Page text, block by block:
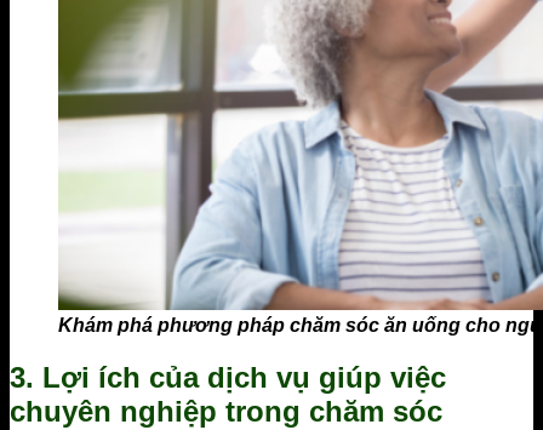
Khám phá phương pháp chăm sóc ăn uống cho
3. Lợi ích của dịch vụ giúp việc
chuyên nghiệp trong chăm sóc